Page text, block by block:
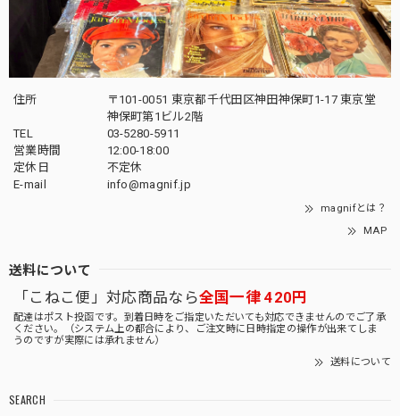
住所
〒101-0051 東京都千代田区神田神保町1-17 東京堂
神保町第1ビル2階
TEL
03-5280-5911
営業時間
12:00-18:00
定休日
不定休
E-mail
info@magnif.jp
magnifとは？
MAP
送料について
「こねこ便」対応商品なら全国一律 420円
配達はポスト投函です。到着日時をご指定いただいても対応できませんのでご了承
ください。（システム上の都合により、ご注文時に日時指定の操作が出来てしま
うのですが実際には承れません）
送料について
SEARCH